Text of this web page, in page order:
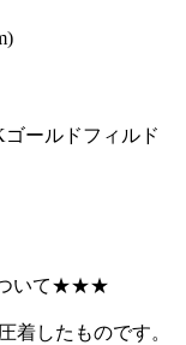
ールドフィルド
ついて★★★
着したものです。